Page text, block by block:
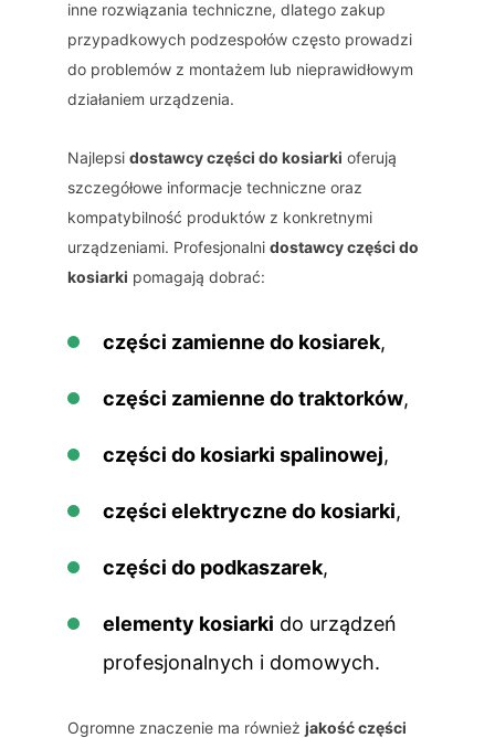
inne rozwiązania techniczne, dlatego zakup
przypadkowych podzespołów często prowadzi
do problemów z montażem lub nieprawidłowym
działaniem urządzenia.
Najlepsi dostawcy części do kosiarki oferują
szczegółowe informacje techniczne oraz
kompatybilność produktów z konkretnymi
urządzeniami. Profesjonalni dostawcy części do
kosiarki pomagają dobrać:
części zamienne do kosiarek,
części zamienne do traktorków,
części do kosiarki spalinowej,
części elektryczne do kosiarki,
części do podkaszarek,
elementy kosiarki do urządzeń
profesjonalnych i domowych.
Ogromne znaczenie ma również jakość części